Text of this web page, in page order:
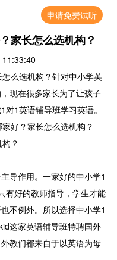
申请免费试听
家长怎么选机构？
么选机构？针对中小学英
现在很多家长为了让孩子
1英语辅导班学习英语。
好？家长怎么选机构？
？
作用。一家好的中小学1
有好的教师指导，学生才能
不例外。所以选择中小学1
这家英语辅导班特聘国外
教们都来自于以英语为母